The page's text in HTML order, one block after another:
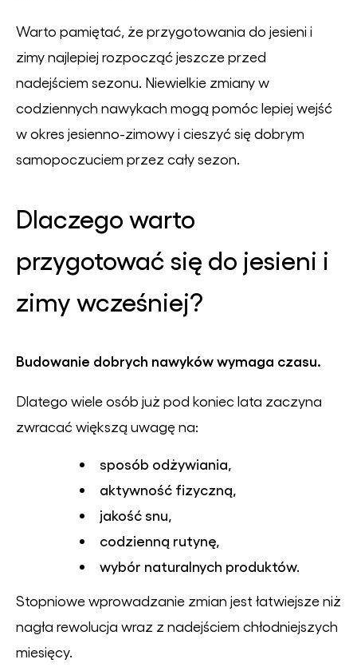
Warto pamiętać, że przygotowania do jesieni i
zimy najlepiej rozpocząć jeszcze przed
nadejściem sezonu. Niewielkie zmiany w
codziennych nawykach mogą pomóc lepiej wejść
w okres jesienno-zimowy i cieszyć się dobrym
samopoczuciem przez cały sezon.
Dlaczego warto
przygotować się do jesieni i
zimy wcześniej?
Budowanie dobrych nawyków wymaga czasu.
Dlatego wiele osób już pod koniec lata zaczyna
zwracać większą uwagę na:
sposób odżywiania,
aktywność fizyczną,
jakość snu,
codzienną rutynę,
wybór naturalnych produktów.
Stopniowe wprowadzanie zmian jest łatwiejsze niż
nagła rewolucja wraz z nadejściem chłodniejszych
miesięcy.